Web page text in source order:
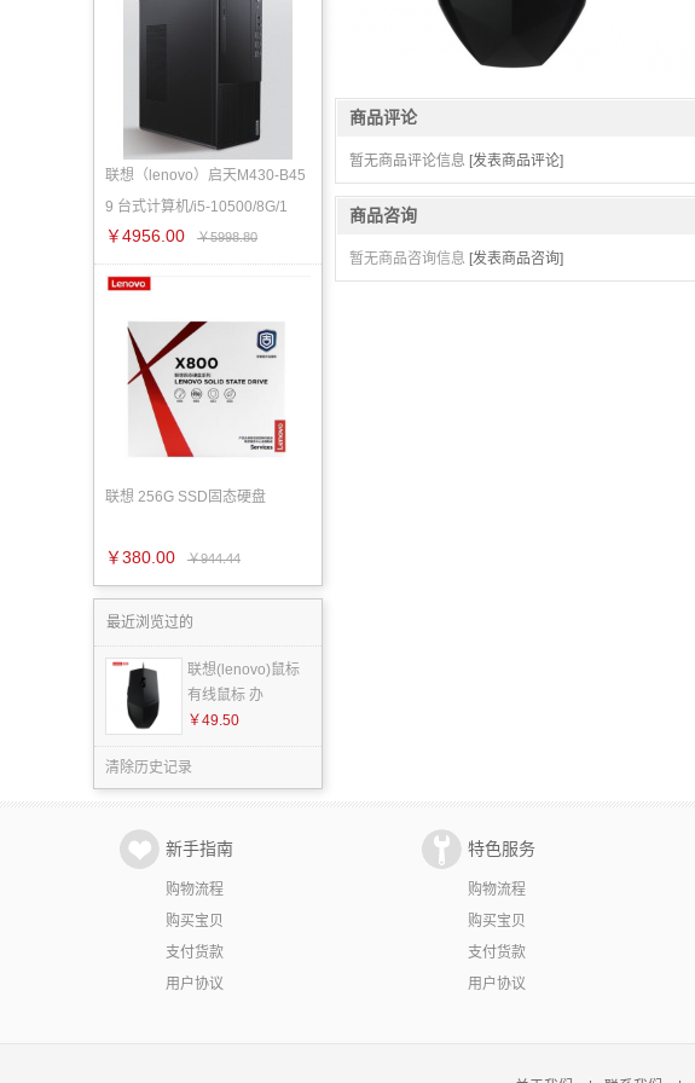
联想（lenovo）启天M430-B45
9 台式计算机/i5-10500/8G/1
￥4956.00 ￥5998.80
联想 256G SSD固态硬盘
￥380.00 ￥944.44
最近浏览过的
联想(lenovo)鼠标
有线鼠标 办
￥49.50
清除历史记录
商品评论
暂无商品评论信息 [发表商品评论]
商品咨询
暂无商品咨询信息 [发表商品咨询]
新手指南
购物流程
购买宝贝
支付货款
用户协议
特色服务
购物流程
购买宝贝
支付货款
用户协议